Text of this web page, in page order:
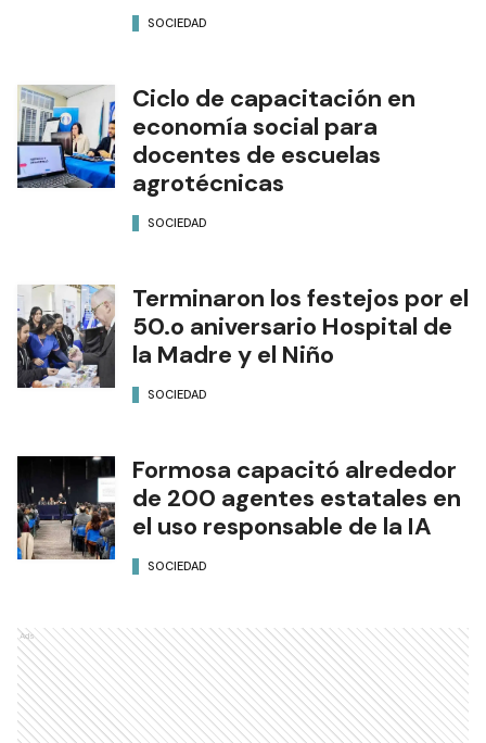
SOCIEDAD
Ciclo de capacitación en
economía social para
docentes de escuelas
agrotécnicas
SOCIEDAD
Terminaron los festejos por el
50.o aniversario Hospital de
la Madre y el Niño
SOCIEDAD
Formosa capacitó alrededor
de 200 agentes estatales en
el uso responsable de la IA
SOCIEDAD
Ads